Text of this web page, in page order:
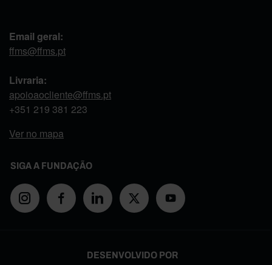
Email geral:
ffms@ffms.pt
Livraria:
apoioaocliente@ffms.pt
+351 219 381 223
Ver no mapa
SIGA A FUNDAÇÃO
DESENVOLVIDO POR